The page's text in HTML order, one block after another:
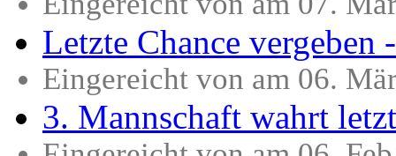
Letzte Chance
Eingereicht von am 06.
3. Mannschaft wahrt